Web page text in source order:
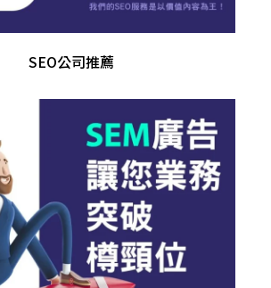
SEO公司推薦